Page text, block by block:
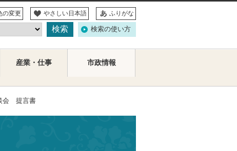
の変更 やさしい日本語 ふりがな
検索の使い方
産業・仕事 市政情報
会 提言書